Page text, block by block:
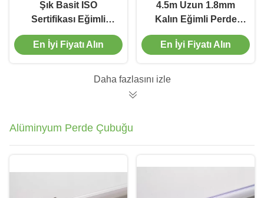
Şık Basit ISO
Sertifikası Eğimli
Bükülebilir Perde Pisti
En İyi Fiyatı Alın
4.5m Uzun 1.8mm
Kalın Eğimli Perde
Raylı Parça
Dalgalanma Katlamalı
En İyi Fiyatı Alın
Daha fazlasını izle
Alüminyum Perde Çubuğu